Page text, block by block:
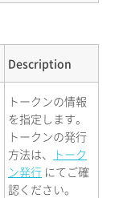
Description
トークンの情報
を指定します。
トークンの発行
方法は、
トーク
ン発行 にてご確
認ください。